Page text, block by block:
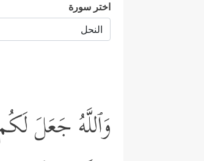
اختر سورة
وَٱللَّهُ جَعَلَ